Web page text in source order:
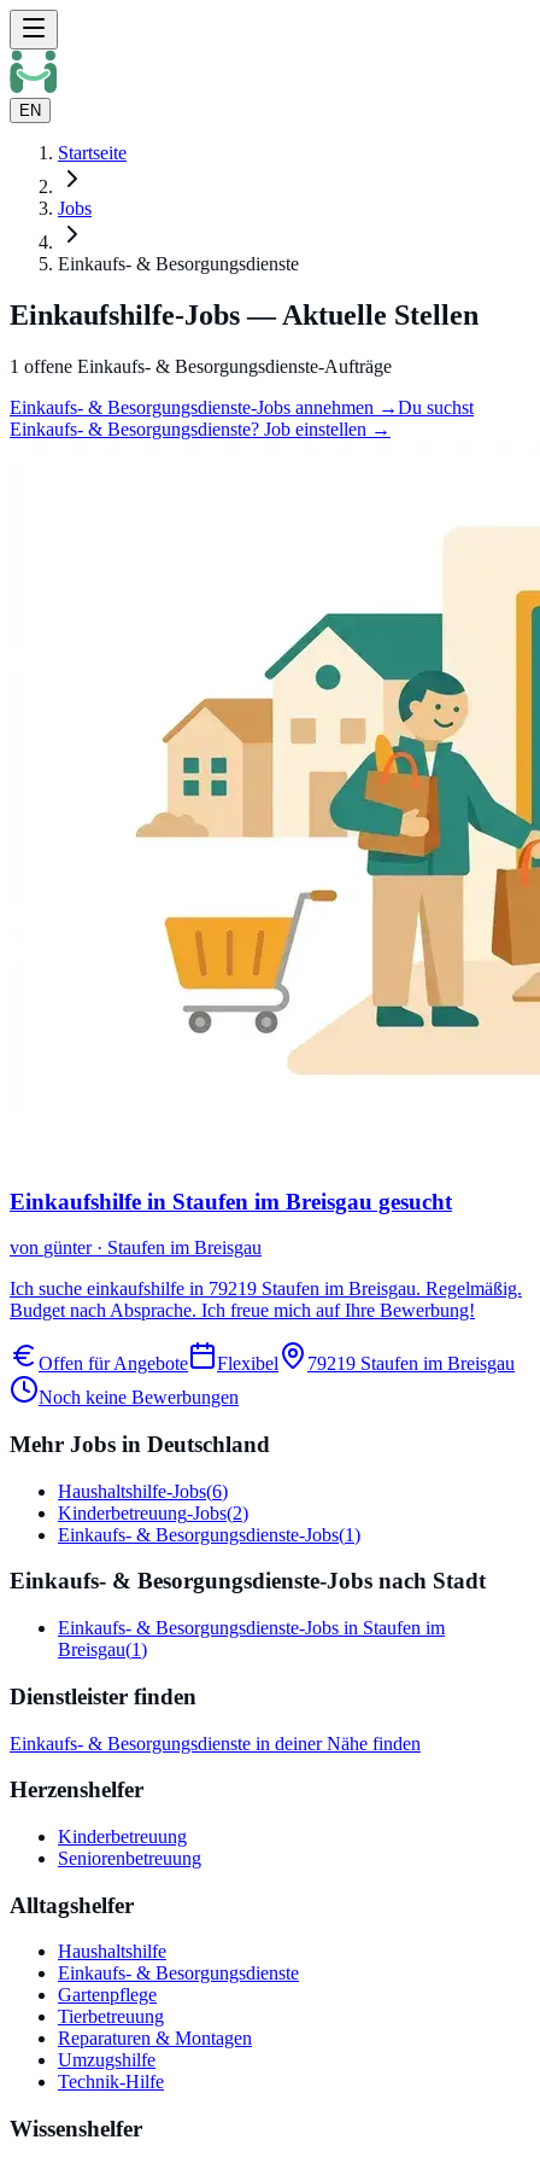
EN
Startseite
Jobs
Einkaufs- & Besorgungsdienste
Einkaufshilfe-Jobs — Aktuelle Stellen
1 offene Einkaufs- & Besorgungsdienste-Aufträge
Einkaufs- & Besorgungsdienste-Jobs annehmen →Du suchst
Einkaufs- & Besorgungsdienste? Job einstellen →
Einkaufshilfe in Staufen im Breisgau gesucht
von günter· Staufen im Breisgau
Ich suche einkaufshilfe in 79219 Staufen im Breisgau. Regelmäßig.
Budget nach Absprache. Ich freue mich auf Ihre Bewerbung!
Offen für Angebote Flexibel 79219 Staufen im Breisgau
Noch keine Bewerbungen
Mehr Jobs in Deutschland
Haushaltshilfe-Jobs(6)
Kinderbetreuung-Jobs(2)
Einkaufs- & Besorgungsdienste-Jobs(1)
Einkaufs- & Besorgungsdienste-Jobs nach Stadt
Einkaufs- & Besorgungsdienste-Jobs in Staufen im
Breisgau(1)
Dienstleister finden
Einkaufs- & Besorgungsdienste in deiner Nähe finden
Herzenshelfer
Kinderbetreuung
Seniorenbetreuung
Alltagshelfer
Haushaltshilfe
Einkaufs- & Besorgungsdienste
Gartenpflege
Tierbetreuung
Reparaturen & Montagen
Umzugshilfe
Technik-Hilfe
Wissenshelfer